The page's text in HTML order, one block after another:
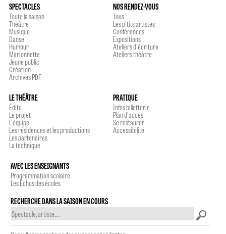
SPECTACLES
Toute la saison
Théâtre
Musique
Danse
Humour
Marionnette
Jeune public
Création
Archives PDF
NOS RENDEZ-VOUS
Tous
Les p'tits artistes
Conférences
Expositions
Ateliers d'écriture
Ateliers théâtre
LE THÉÂTRE
Édito
Le projet
L'équipe
Les résidences et les productions
Les partenaires
La technique
PRATIQUE
Infos billetterie
Plan d'accès
Se restaurer
Accessibilité
AVEC LES ENSEIGNANTS
Programmation scolaire
Les Echos des écoles
RECHERCHE DANS LA SAISON EN COURS